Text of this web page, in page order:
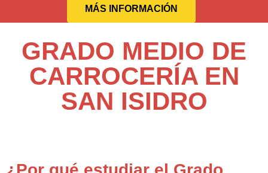
MÁS INFORMACIÓN
GRADO MEDIO DE
CARROCERÍA EN
SAN ISIDRO